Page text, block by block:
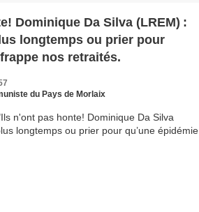
Dominique Da Silva (LREM) :
longtemps ou prier pour
nos retraités.
du Pays de Morlaix